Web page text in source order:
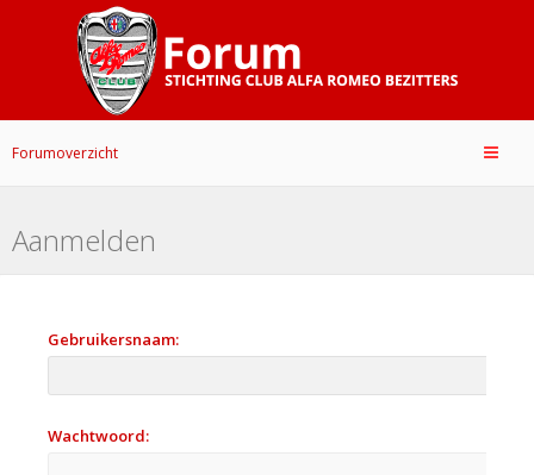
Forumoverzicht
Aanmelden
Gebruikersnaam:
Wachtwoord: